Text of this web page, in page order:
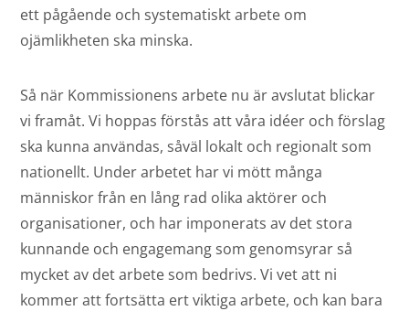
ett pågående och systematiskt arbete om
ojämlikheten ska minska.
Så när Kommissionens arbete nu är avslutat blickar
vi framåt. Vi hoppas förstås att våra idéer och förslag
ska kunna användas, såväl lokalt och regionalt som
nationellt. Under arbetet har vi mött många
människor från en lång rad olika aktörer och
organisationer, och har imponerats av det stora
kunnande och engagemang som genomsyrar så
mycket av det arbete som bedrivs. Vi vet att ni
kommer att fortsätta ert viktiga arbete, och kan bara